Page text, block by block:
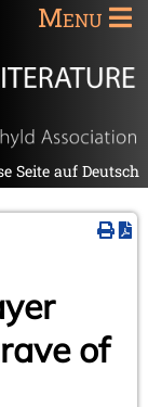
Menu
Seite auf Deutsch
of